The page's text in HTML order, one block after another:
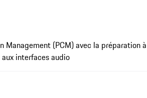
Management (PCM) avec la préparation à
interfaces audio